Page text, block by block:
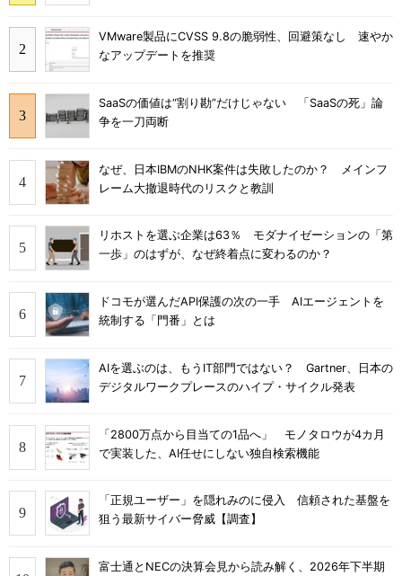
VMware製品にCVSS 9.8の脆弱性、回避策なし 速やか
なアップデートを推奨
SaaSの価値は“割り勘”だけじゃない 「SaaSの死」論
争を一刀両断
なぜ、日本IBMのNHK案件は失敗したのか？ メインフ
レーム大撤退時代のリスクと教訓
リホストを選ぶ企業は63％ モダナイゼーションの「第
一歩」のはずが、なぜ終着点に変わるのか？
ドコモが選んだAPI保護の次の一手 AIエージェントを
統制する「門番」とは
AIを選ぶのは、もうIT部門ではない？ Gartner、日本の
デジタルワークプレースのハイプ・サイクル発表
「2800万点から目当ての1品へ」 モノタロウが4カ月
で実装した、AI任せにしない独自検索機能
「正規ユーザー」を隠れみのに侵入 信頼された基盤を
狙う最新サイバー脅威【調査】
富士通とNECの決算会見から読み解く、2026年下半期